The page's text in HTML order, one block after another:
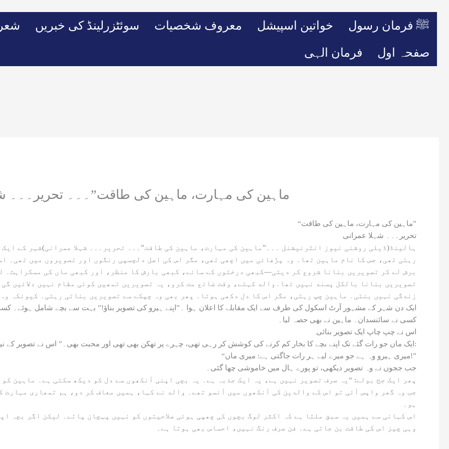
سوئٹزرلینڈ کی خبریں معروف شخصیات خواتین اسپیشل ﷺ فرمان رسول
فرمان الہی صفحہ اول
ماہین کی مہارت، ماہین کی طاقت”۔۔۔ تحریر۔۔۔
“ماہین کی مہارت، ماہین کی طاقت”
تحریر۔۔۔ شہلا عمرانی
ہالینڈ(ڈیلی روشنی نیوز انٹرنیشنل ۔۔۔”ماہین کی مہارت، ماہین کی طاقت”۔۔۔ تحریر۔۔۔ شہلا عمرانی)شہر کے
رہتی تھی، جس کا نام ماہین تھا۔ وہ پڑھائی میں اچھی تھی، مگر اس کی اصل دلچسپی رنگوں اور تصویروں میں تھی۔
برش لے کر تصویریں بنانا شروع کر دیتی—کبھی درختوں کے سائے، کبھی بارش کا منظر، اور کبھی ماں کی مسکراہٹ۔
تصویریں بنانا بالکل پسند نہیں تھا۔والد کہتے، وقت ضائع مت کرو، یہ تصویریں تمھیں کوئی مقام نہیں دلائیں
زندگی نہیں بنتی۔ ماہین چپ رہتی، مگر اس کا دل دکھی ہوتا۔ پھر بھی وہ چپکے سے تصویریں بناتی رہتی۔ کیونکہ
ایک دن شہر کے مشہور آرٹ اسکول کی طرف سے ایک مقابلے کا اعلان ہوا ۔”اپنے ہیرو کی تصویر بناؤ!” بہت سے بچے شامل ہوئے۔
کسی نے سائنسدان۔ ماہین نے بھی حصہ لیا۔
اس نے چپ چاپ ایک تصویر بنائی
“ایک ماں جو رات گئے تک اپنے بچے کا بخار کم کرنے کی کوشش کر رہی تھی، چہرے پر تھکن بھی تھی اور محبت بھی۔” اس نے تصویر کے نیچے لکھا:
“میری ہیرو وہ ہے جو میرے لیے ہر رات جاگتی ہے: میری ماں!”
جب ججوں نے وہ تصویر دیکھی، تو پورے ہال میں خاموشی چھا گئی۔
پھر ایک جج بولے: “یہ صرف تصویر نہیں ہے، یہ ایک جذبہ ہے۔ یہ بچی اپنی آنکھوں سے دل کو دیکھ سکتی ہے۔ ماہین کو
جب وہ گھر واپس آئی تو اس کے والدین کی آنکھوں میں آنسو تھے۔ والد نے کہا، ہمیں معاف کر دو، ہم تمھاری
ہو۔
اس کہانی سے ہمیں یہ سبق ملتا ہے کہ اکثر لوگ بچوں کی چھپی ہوئی صلاحیتوں کو نہیں پہچان پاتے۔ لیکن اگر بچہ
وہی چیز اس کی طاقت بن جاتی ہے۔ فن صرف رنگ نہیں، احساس بھی ہوتا ہے۔